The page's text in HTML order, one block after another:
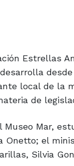
Estrellas
local de la
de
Mar,
Onetto; el
Silvia